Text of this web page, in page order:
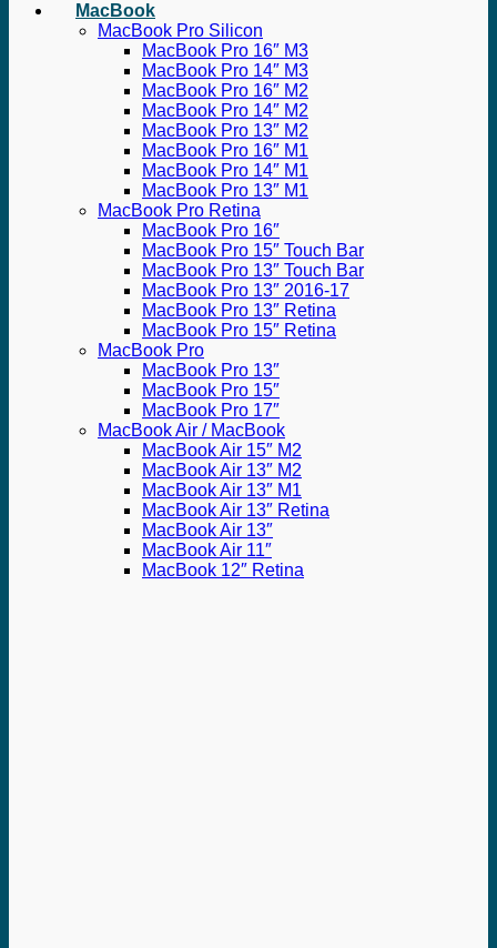
MacBook
MacBook Pro Silicon
MacBook Pro 16″ M3
MacBook Pro 14″ M3
MacBook Pro 16″ M2
MacBook Pro 14″ M2
MacBook Pro 13″ M2
MacBook Pro 16″ M1
MacBook Pro 14″ M1
MacBook Pro 13″ M1
MacBook Pro Retina
MacBook Pro 16″
MacBook Pro 15″ Touch Bar
MacBook Pro 13″ Touch Bar
MacBook Pro 13″ 2016-17
MacBook Pro 13″ Retina
MacBook Pro 15″ Retina
MacBook Pro
MacBook Pro 13″
MacBook Pro 15″
MacBook Pro 17″
MacBook Air / MacBook
MacBook Air 15″ M2
MacBook Air 13″ M2
MacBook Air 13″ M1
MacBook Air 13″ Retina
MacBook Air 13″
MacBook Air 11″
MacBook 12″ Retina